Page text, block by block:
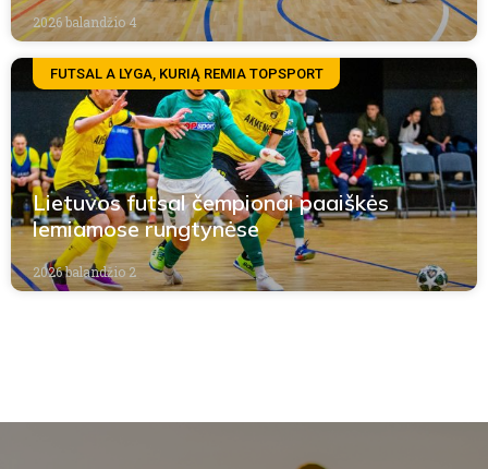
2026 balandžio 4
FUTSAL A LYGA, KURIĄ REMIA TOPSPORT
Lietuvos futsal čempionai paaiškės
lemiamose rungtynėse
2026 balandžio 2